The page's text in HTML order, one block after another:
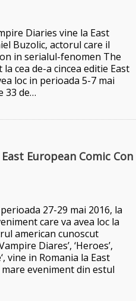
Diaries vine la East
Buzolic, actorul care il
in serialul-fenomen The
cea de-a cincea editie East
loc in perioada 5-7 mai
33 de…
European Comic Con
27-29 mai 2016, la
care va avea loc la
american cunoscut
Diares’, ‘Heroes’,
vine in Romania la East
eveniment din estul